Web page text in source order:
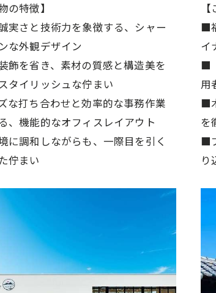
の特徴】
実さと技術力を象徴する、シャー
な外観デザイン
飾を省き、素材の質感と構造美を
タイリッシュな佇まい
な打ち合わせと効率的な事務作業
、機能的なオフィスレイアウト
に調和しながらも、一際目を引く
佇まい
■
イ
■
用
■
を
■
り